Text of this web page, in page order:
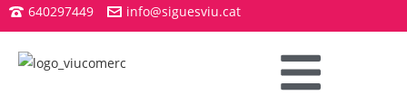
640297449 info@siguesviu.cat